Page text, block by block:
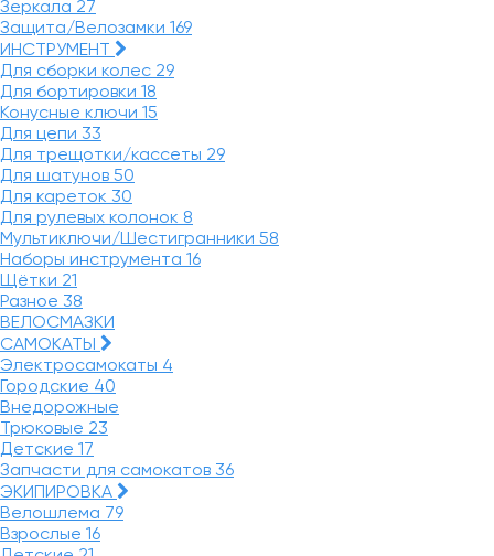
Зеркала 27
Защита/Велозамки 169
ИНСТРУМЕНТ
Для сборки колес 29
Для бортировки 18
Конусные ключи 15
Для цепи 33
Для трещотки/кассеты 29
Для шатунов 50
Для кареток 30
Для рулевых колонок 8
Мультиключи/Шестигранники 58
Наборы инструмента 16
Щётки 21
Разное 38
ВЕЛОСМАЗКИ
САМОКАТЫ
Электросамокаты 4
Городские 40
Внедорожные
Трюковые 23
Детские 17
Запчасти для самокатов 36
ЭКИПИРОВКА
Велошлема 79
Взрослые 16